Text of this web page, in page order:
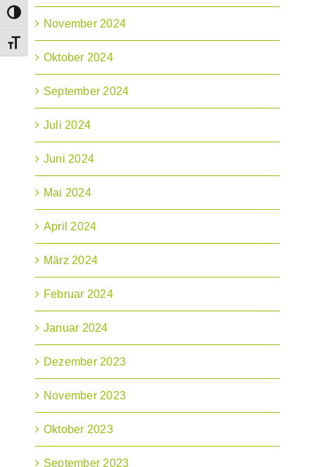
Umschalten auf hohe Kontraste
Schrift vergrößern
November 2024
Oktober 2024
September 2024
Juli 2024
Juni 2024
Mai 2024
April 2024
März 2024
Februar 2024
Januar 2024
Dezember 2023
November 2023
Oktober 2023
September 2023